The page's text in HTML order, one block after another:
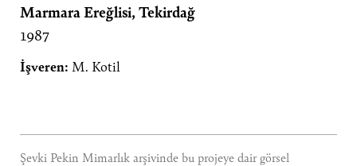
Projeler
Hakkımızda
Yayınlar
Marmara Ereğlisi, Tekirdağ
1987
İşveren: M. Kotil
Şevki Pekin Mimarlık arşivinde bu projeye dair görsel